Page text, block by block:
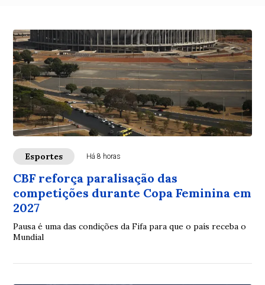
Esportes Há 8 horas
CBF reforça paralisação das
competições durante Copa Feminina em
2027
Pausa é uma das condições da Fifa para que o país receba o
Mundial